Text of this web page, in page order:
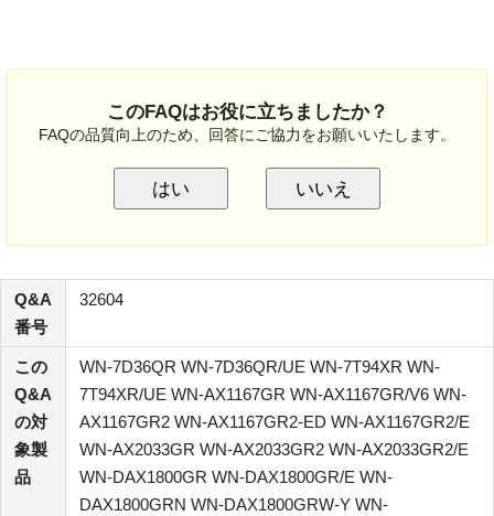
このFAQはお役に立ちましたか？
FAQの品質向上のため、回答にご協力をお願いいたします。
はい いいえ
Q&A
番号
32604
この
Q&A
の対
象製
品
WN-7D36QR WN-7D36QR/UE WN-7T94XR WN-
7T94XR/UE WN-AX1167GR WN-AX1167GR/V6 WN-
AX1167GR2 WN-AX1167GR2-ED WN-AX1167GR2/E
WN-AX2033GR WN-AX2033GR2 WN-AX2033GR2/E
WN-DAX1800GR WN-DAX1800GR/E WN-
DAX1800GRN WN-DAX1800GRW-Y WN-